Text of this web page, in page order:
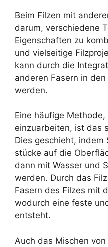
Beim Filzen mit
darum, verschiedene
Eigenschaften zu
und vielseitige
kann durch die
anderen Fasern in
werden.
Eine häufige
einzuarbeiten, ist das
Dies geschieht,
stücke auf die
dann mit Wasser und
werden. Durch das
Fasern des Filzes mit
wodurch eine feste
entsteht.
Auch das Mischen